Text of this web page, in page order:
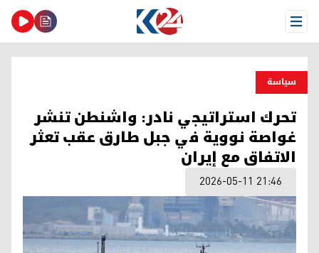
Open Menu
سیاسة
تحرك استراتيجي نادر: واشنطن تنشر
غواصة نووية في جبل طارق عقب تعثر
الاتفاق مع إيران
2026-05-11 21:46